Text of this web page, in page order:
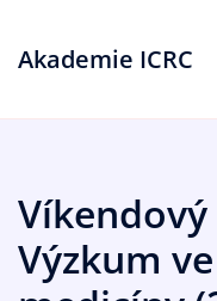
Akademie ICRC
Výzkum